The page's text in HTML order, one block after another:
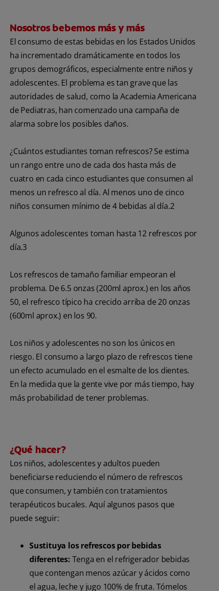
Nosotros bebemos más y más
El consumo de estas bebidas en los Estados Unidos
ha incrementado dramáticamente en todos los
grupos demográficos, especialmente entre niños y
adolescentes. El problema es tan grave que las
autoridades de salud, como la Academia Americana
de Pediatras, han comenzado una campaña de
alarma sobre los posibles daños.
¿Cuántos estudiantes toman refrescos? Se estima
un rango entre uno de cada dos hasta más de
cuatro en cada cinco estudiantes que consumen al
menos un refresco al día. Al menos uno de cinco
niños consumen mínimo de 4 bebidas al día.2
Algunos adolescentes toman hasta 12 refrescos por
día.3
Los refrescos de tamaño familiar empeoran el
problema. De 6.5 onzas (200ml aprox.) en los años
50, el refresco típico ha crecido arriba de 20 onzas
(600ml aprox.) en los 90.
Los niños y adolescentes no son los únicos en
riesgo. El consumo a largo plazo de refrescos tiene
un efecto acumulado en el esmalte de los dientes.
En la medida que la gente vive por más tiempo, hay
más probabilidad de tener problemas.
¿Qué hacer?
Los niños, adolescentes y adultos pueden
beneficiarse reduciendo el número de refrescos
que consumen, y también con tratamientos
terapéuticos bucales. Aquí algunos pasos que
puede seguir:
Sustituya los refrescos por bebidas
diferentes: Tenga en el refrigerador bebidas
que contengan menos azúcar y ácidos como
el agua, leche y jugo 100% de fruta. Tómelos